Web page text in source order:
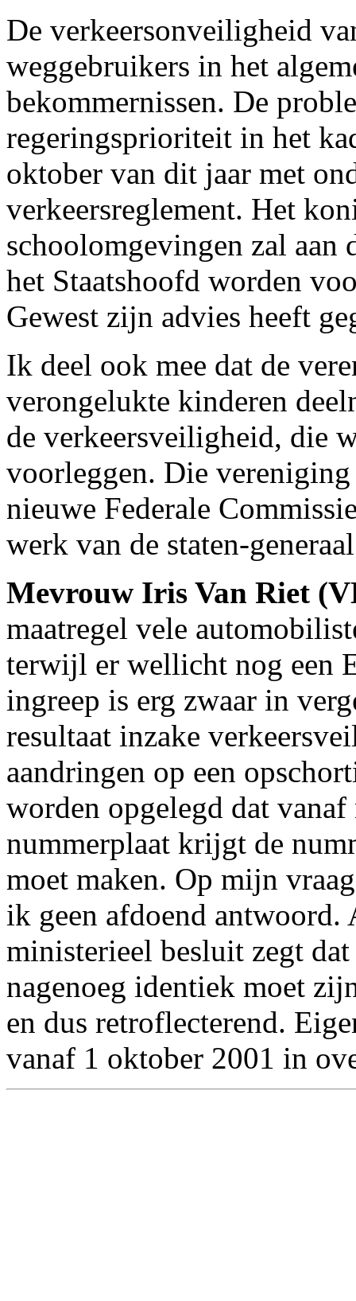
De verkeersonveiligheid
weggebruikers in het
bekommernissen. De
regeringsprioriteit in het
oktober van dit jaar met
verkeersreglement. Het
schoolomgevingen zal aan
het Staatshoofd worden
Gewest zijn advies heeft
Ik deel ook mee dat de
verongelukte kinderen
de verkeersveiligheid, die
voorleggen. Die
nieuwe Federale
werk van de staten-
Mevrouw Iris Van Riet
maatregel vele
terwijl er wellicht nog een
ingreep is erg zwaar in
resultaat inzake
aandringen op een
worden opgelegd dat
nummerplaat krijgt de
moet maken. Op mijn
ik geen afdoend
ministerieel besluit zegt
nagenoeg identiek moet
en dus retroflecterend.
vanaf 1 oktober 2001 in